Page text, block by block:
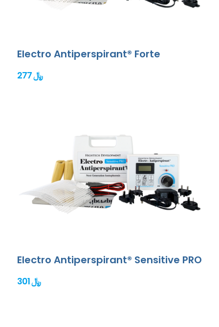
Electro Antiperspirant® Forte
277 ﷼
Electro Antiperspirant® Sensitive PRO
301 ﷼